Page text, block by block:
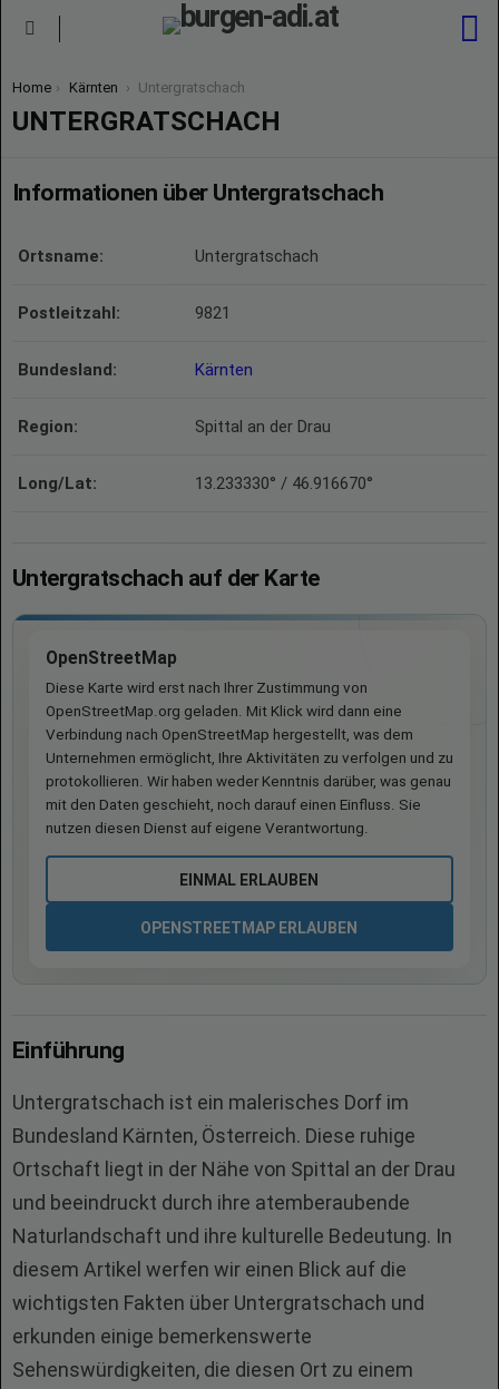
You are here:
Home Kärnten Untergratschach
UNTERGRATSCHACH
Informationen über Untergratschach
Ortsname: Untergratschach
Postleitzahl: 9821
Bundesland: Kärnten
Region: Spittal an der Drau
Long/Lat: 13.233330° / 46.916670°
Untergratschach auf der Karte
OpenStreetMap
Diese Karte wird erst nach Ihrer Zustimmung von
OpenStreetMap.org geladen. Mit Klick wird dann eine
Verbindung nach OpenStreetMap hergestellt, was dem
Unternehmen ermöglicht, Ihre Aktivitäten zu verfolgen und zu
protokollieren. Wir haben weder Kenntnis darüber, was genau
mit den Daten geschieht, noch darauf einen Einfluss. Sie
nutzen diesen Dienst auf eigene Verantwortung.
EINMAL ERLAUBEN
OPENSTREETMAP ERLAUBEN
Einführung
Untergratschach ist ein malerisches Dorf im
Bundesland Kärnten, Österreich. Diese ruhige
Ortschaft liegt in der Nähe von Spittal an der Drau
und beeindruckt durch ihre atemberaubende
Naturlandschaft und ihre kulturelle Bedeutung. In
diesem Artikel werfen wir einen Blick auf die
wichtigsten Fakten über Untergratschach und
erkunden einige bemerkenswerte
Sehenswürdigkeiten, die diesen Ort zu einem